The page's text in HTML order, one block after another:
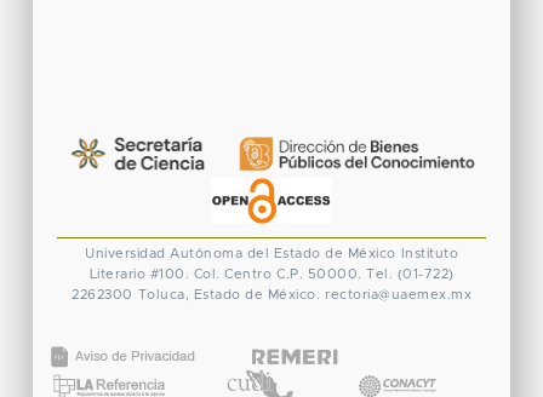
Universidad Autónoma del Estado de México
Instituto
Literario #100. Col. Centro C.P. 50000. Tel. (01-722)
2262300 Toluca, Estado de México. rectoria@uaemex.mx